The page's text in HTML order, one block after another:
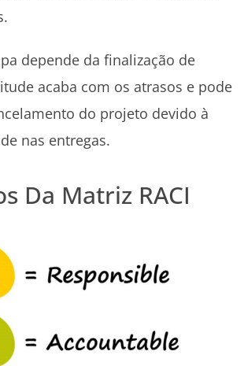
depende da finalização de
acaba com os atrasos e pode
do projeto devido à
nas entregas.
Da Matriz RACI